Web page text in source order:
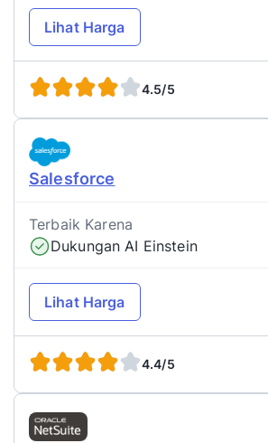
Lihat Harga
4.5/5
Salesforce
Terbaik Karena
Dukungan AI Einstein
Lihat Harga
4.4/5